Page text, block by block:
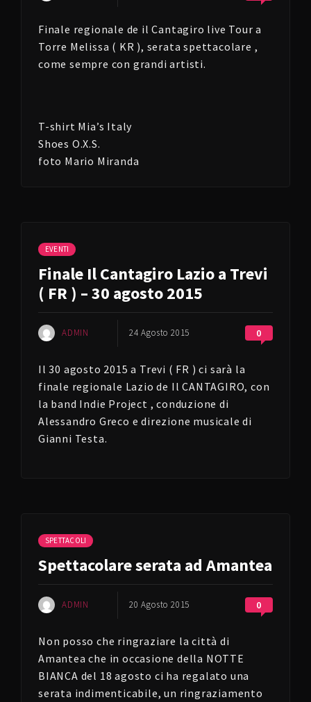
Finale regionale de il Cantagiro live Tour a
Torre Melissa ( KR ), serata spettacolare ,
come sempre con grandi artisti.
T-shirt Mia’s Italy
Shoes O.X.S.
foto Mario Miranda
EVENTI
Finale Il Cantagiro Lazio a Trevi
( FR ) – 30 agosto 2015
ADMIN 24 Agosto 2015 0
Il 30 agosto 2015 a Trevi ( FR ) ci sarà la
finale regionale Lazio de Il CANTAGIRO, con
la band Indie Project , conduzione di
Alessandro Greco e direzione musicale di
Gianni Testa.
SPETTACOLI
Spettacolare serata ad Amantea
ADMIN 20 Agosto 2015 0
Non posso che ringraziare la città di
Amantea che in occasione della NOTTE
BIANCA del 18 agosto ci ha regalato una
serata indimenticabile, un ringraziamento